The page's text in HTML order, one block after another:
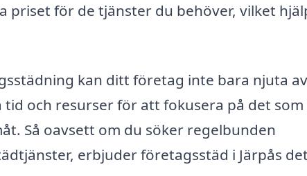
för de tjänster du behöver, vilket
kan ditt företag inte bara njuta
och resurser för att fokusera på det som
Så oavsett om du söker regelbunden
erbjuder företagsstäd i Järpås det